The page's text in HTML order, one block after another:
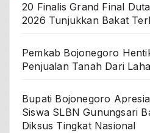
20 Finalis Grand Final
2026 Tunjukkan Bakat
Pemkab Bojonegoro
Penjualan Tanah Dari
Bupati Bojonegoro
Siswa SLBN Gunungsari
Diksus Tingkat Nasional